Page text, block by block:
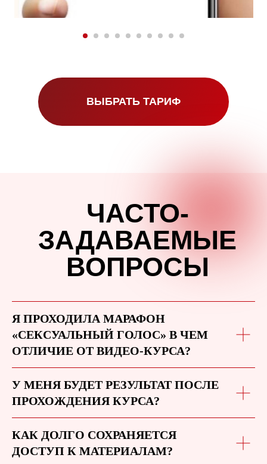
ВЫБРАТЬ ТАРИФ
ЧАСТО-
ЗАДАВАЕМЫЕ
ВОПРОСЫ
Я ПРОХОДИЛА МАРАФОН
«СЕКСУАЛЬНЫЙ ГОЛОС» В ЧЕМ
ОТЛИЧИЕ ОТ ВИДЕО-КУРСА?
У МЕНЯ БУДЕТ РЕЗУЛЬТАТ ПОСЛЕ
ПРОХОЖДЕНИЯ КУРСА?
КАК ДОЛГО СОХРАНЯЕТСЯ
ДОСТУП К МАТЕРИАЛАМ?